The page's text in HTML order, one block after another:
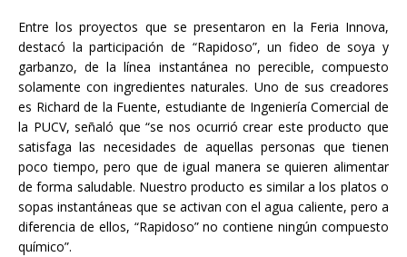
Entre los proyectos que se presentaron en la Feria Innova,
destacó la participación de “Rapidoso”, un fideo de soya y
garbanzo, de la línea instantánea no perecible, compuesto
solamente con ingredientes naturales. Uno de sus creadores
es Richard de la Fuente, estudiante de Ingeniería Comercial de
la PUCV, señaló que “se nos ocurrió crear este producto que
satisfaga las necesidades de aquellas personas que tienen
poco tiempo, pero que de igual manera se quieren alimentar
de forma saludable. Nuestro producto es similar a los platos o
sopas instantáneas que se activan con el agua caliente, pero a
diferencia de ellos, “Rapidoso” no contiene ningún compuesto
químico”.